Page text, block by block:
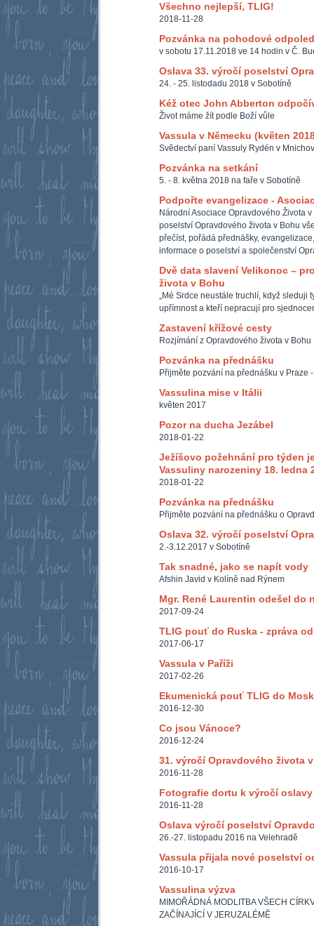
Všechno nejlepší, TLIG!
2018-11-28
Pozvánka na pohodové
v sobotu 17.11.2018 ve 14 hodin v Č.
Oslava 33. výročí poselství
24. - 25. listodadu 2018 v Sobotíně
Kéž otec John Abberton
Život máme žít podle Boží vůle
Vassula v Německu (květen
Svědectví paní Vassuly Rydén v
Pozvánka na setkání
5. - 8. května 2018 na faře v Sobotíně
Podpořte evangelizace -
Národní Asociace Opravdového Života
poselství Opravdového života v Bohu
přečíst, pořádá přednášky,
informace o poselství a společenství
Dvě data slavení Velikonoc –
života v Bohu
„Mé Srdce neustále truchlí, když sleduji
upřímnost a kteří nepracují pro
Zastavení křížové cesty
Rozjímání z Opravdového života v Bohu
Pozvánka na přednášku
Přijměte pozvání na přednášku v Praze
Vassulina mise v Itálii
květen 2017
Pozor na ducha Jezábel
2018-01-22
Ježíšovo požehnání pro týden
Vassuliny narozeniny 18. ledna
2018-01-22
Pozvánka na přednášku
Přijměte pozvání na přednášku o
Oslava 32. výročí poselství
2.-3.12.2017 v Sobotíně
Tak snadné, jako se napít vody
Afshin Javid v Kolíně nad Rýnem
Mgr. René Laurentin odešel do
2017-09-24
TLIG pouť do Ruska - zpráva
2017-06-17
Vassula v Paříži
2017-02-26
Ekumenická pouť TLIG do
2016-12-30
Co jsou Vánoce?
2016-12-24
31. výročí Opravdového života
2016-11-28
Fotografie dortu k výročí oslavy
2016-11-28
Oslava výročí poselství
26.-27. listopadu 2016 na Velehradě
Vassula přijala nové poselství
2016-10-17
Vassulina výzva
MIMOŘÁDNÁ MODLITBA VŠECH
ZAČÍNAJÍCÍ V JERUZALÉMĚ